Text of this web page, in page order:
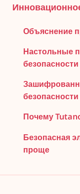
Объяснение
Настольные
безопасности
безопасности
Почему
Безопасная
проще